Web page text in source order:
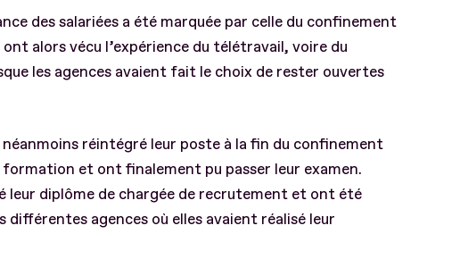
des salariées a été marquée par celle du confinement
ont alors vécu l’expérience du télétravail, voire du
les agences avaient fait le choix de rester ouvertes
réintégré leur poste à la fin du confinement
et ont finalement pu passer leur examen.
leur diplôme de chargée de recrutement et ont été
différentes agences où elles avaient réalisé leur